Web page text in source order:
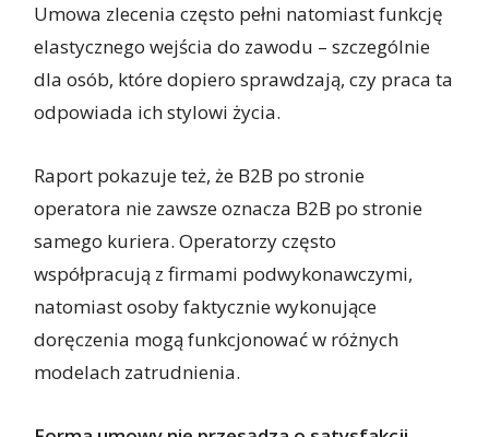
Umowa zlecenia często pełni natomiast funkcję
elastycznego wejścia do zawodu – szczególnie
dla osób, które dopiero sprawdzają, czy praca ta
odpowiada ich stylowi życia.
Raport pokazuje też, że B2B po stronie
operatora nie zawsze oznacza B2B po stronie
samego kuriera. Operatorzy często
współpracują z firmami podwykonawczymi,
natomiast osoby faktycznie wykonujące
doręczenia mogą funkcjonować w różnych
modelach zatrudnienia.